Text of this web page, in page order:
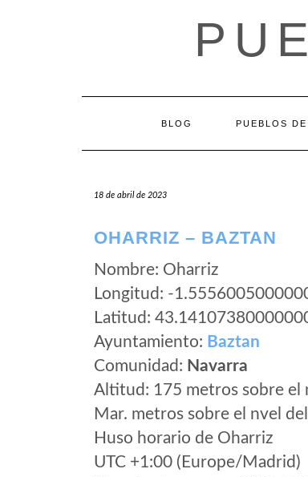
BLOG PUEBLOS DE
18 de abril de 2023
OHARRIZ – BAZTAN
Nombre: Oharriz
Longitud: -
Latitud:
Ayuntamiento: Baztan
Comunidad: Navarra
Altitud: 175 metros sobre el
Mar. metros sobre el nvel
Huso horario de Oharriz
UTC +1:00 (Europe/Madrid)